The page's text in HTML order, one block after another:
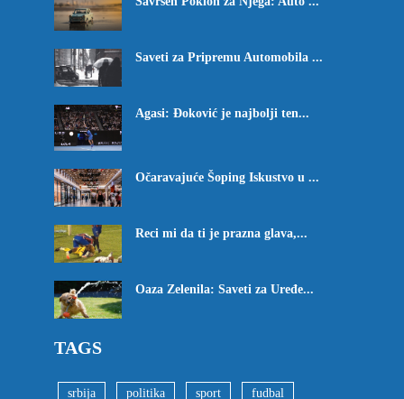
Saveti za Pripremu Automobila ...
Agasi: Đoković je najbolji ten...
Očaravajuće Šoping Iskustvo u ...
Reci mi da ti je prazna glava,...
Oaza Zelenila: Saveti za Uređe...
TAGS
srbija politika sport fudbal